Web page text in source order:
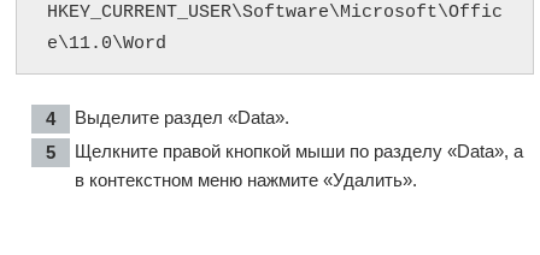
HKEY_CURRENT_USER\Software\Microsoft\Offic
e\11.0\Word
Выделите раздел «Data».
Щелкните правой кнопкой мыши по разделу «Data», а
в контекстном меню нажмите «Удалить».